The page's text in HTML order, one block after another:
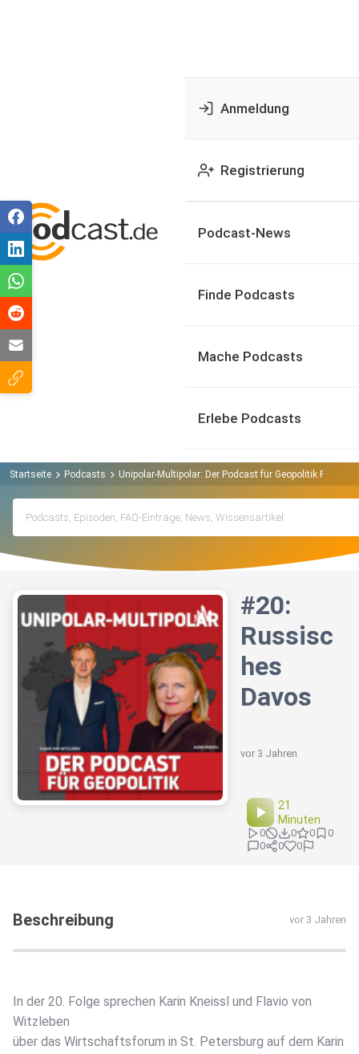
Anmeldung
Registrierung
Podcast-News
Finde Podcasts
Mache Podcasts
Erlebe Podcasts
Startseite Podcasts Unipolar-Multipolar: Der Podcast für Geopolitik Podcast
#20:
Russisc
hes
Davos
vor 3 Jahren
21
Minuten
0 0 0
0
0
0 0
Beschreibung vor 3 Jahren
In der 20. Folge sprechen Karin Kneissl und Flavio von
Witzleben
über das Wirtschaftsforum in St. Petersburg auf dem Karin